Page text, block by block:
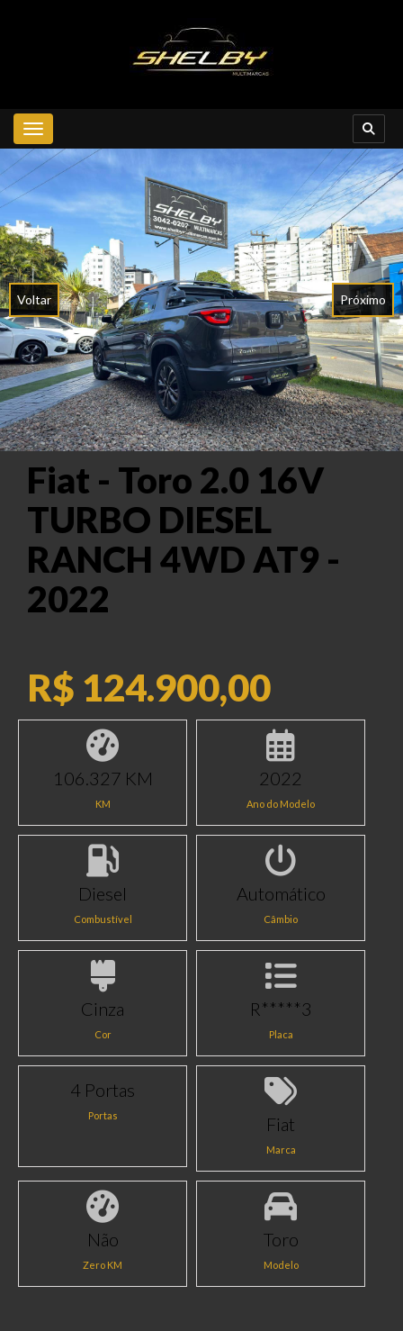
Toggle navigation
Voltar Próximo
Fiat - Toro 2.0 16V
TURBO DIESEL
RANCH 4WD AT9 -
2022
R$ 124.900,00
106.327 KM
KM
2022
Ano do Modelo
Diesel
Combustível
Automático
Câmbio
Cinza
Cor
R*****3
Placa
4 Portas
Portas Fiat
Marca
Não
Zero KM
Toro
Modelo